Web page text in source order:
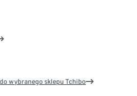
wybranego sklepu Tchibo